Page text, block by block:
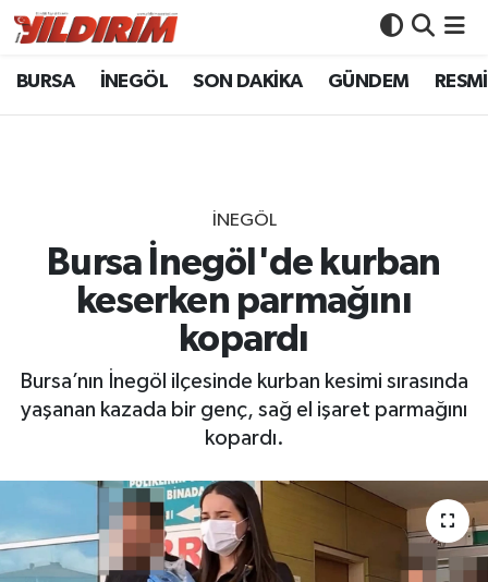
BURSA İNEGÖL SON DAKİKA GÜNDEM
İNEGÖL
Bursa İnegöl'de kurban
keserken parmağını
kopardı
Bursa’nın İnegöl ilçesinde kurban kesimi sırasında
yaşanan kazada bir genç, sağ el işaret parmağını
kopardı.
BURSA
GÜNDEM
RESMİ İLANLAR
SİYASET
SPOR
Bursa Nöbetçi Eczaneler
Bursa Trafik Yoğunluk Haritası
Süper Lig Puan Durumu ve Fikstür
Son Dakika Haberleri